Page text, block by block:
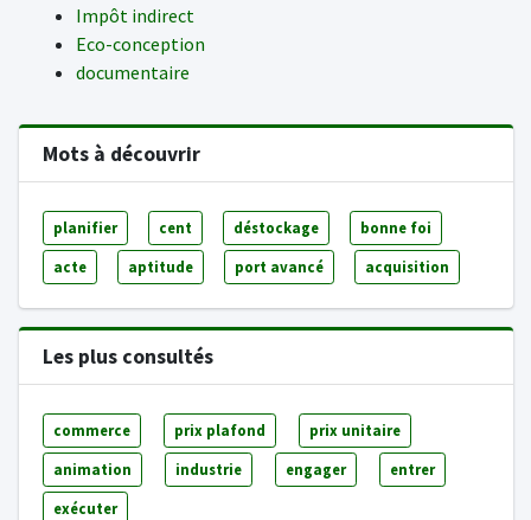
Impôt indirect
Eco-conception
documentaire
Mots à découvrir
planifier cent déstockage bonne foi
acte aptitude port avancé acquisition
Les plus consultés
commerce prix plafond prix unitaire
animation industrie engager entrer
exécuter